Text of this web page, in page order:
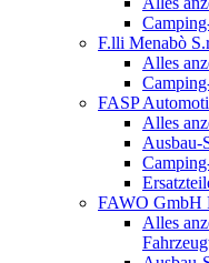
F.lli Menabò
Alles
FASP
Alles
Ausbau-
FAWO GmbH
Alles